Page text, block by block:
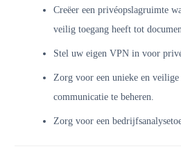
Creëer een privéopslagruimte
veilig toegang heeft tot
Stel uw eigen VPN in voor
Zorg voor een unieke en
communicatie te beheren.
Zorg voor een